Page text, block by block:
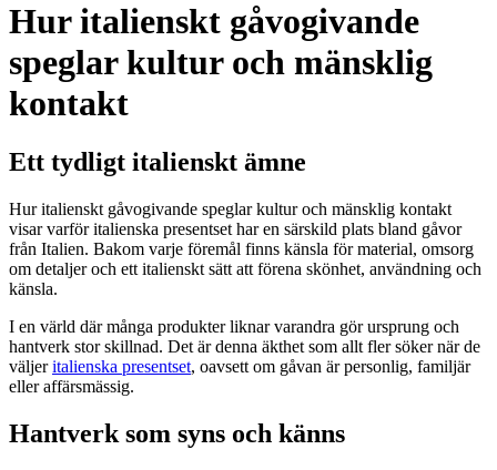
Hur italienskt gåvogivande
speglar kultur och mänsklig
kontakt
Ett tydligt italienskt ämne
Hur italienskt gåvogivande speglar kultur och mänsklig kontakt
visar varför italienska presentset har en särskild plats bland gåvor
från Italien. Bakom varje föremål finns känsla för material, omsorg
om detaljer och ett italienskt sätt att förena skönhet, användning och
känsla.
I en värld där många produkter liknar varandra gör ursprung och
hantverk stor skillnad. Det är denna äkthet som allt fler söker när de
väljeritalienska presentset, oavsett om gåvan är personlig, familjär
eller affärsmässig.
Hantverk som syns och känns